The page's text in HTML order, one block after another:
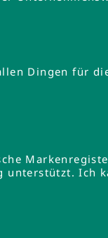
Dingen für
unterstützt. Ich